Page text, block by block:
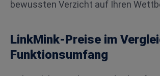
bewussten Verzicht auf Ihren
LinkMink-Preise im
Funktionsumfang